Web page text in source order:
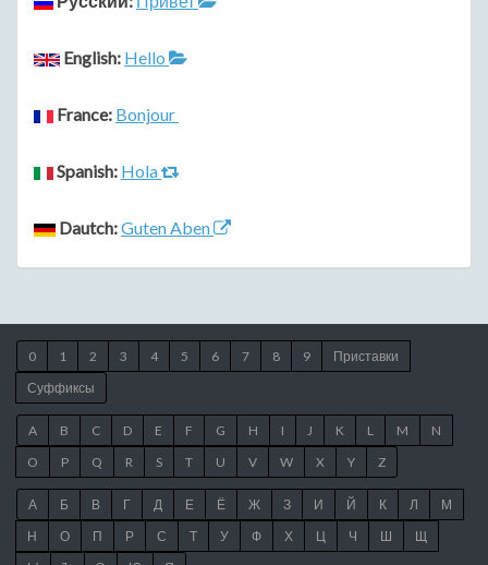
English: Hello
France: Bonjour
Spanish: Hola
Dautch:Guten Aben
0 1 2 3 4 5 6 7 8 9
Приставки
Суффиксы
A B C D E F G H I J K L M
N
O
P Q R S T U V W X Y Z
А Б В Г Д Е Ё Ж З И Й К Л
М
Н
О П Р С Т У Ф Х Ц Ч Ш
Щ